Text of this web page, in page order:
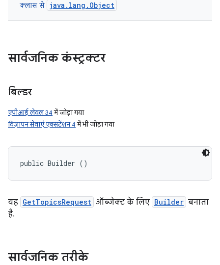
क्लास से java.lang.Object
सार्वजनिक कंस्ट्रक्टर
बिल्डर
एपीआई लेवल 34में जोड़ा गया
विज्ञापन सेवाएं एक्सटेंशन 4में भी जोड़ा गया
public Builder ()
यह GetTopicsRequest ऑब्जेक्ट के लिए Builder बनाता
है.
सार्वजनिक तरीके